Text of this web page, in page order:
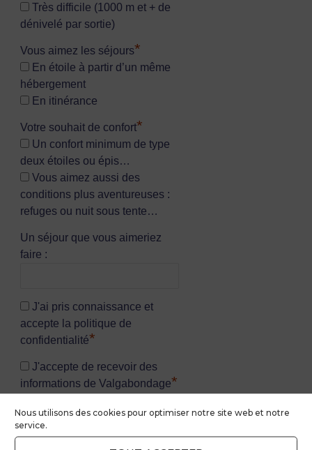
Nous utilisons des cookies pour optimiser notre site web et notre
service.
Très difficile (1000 m et + de
dénivelé par sortie)
Vous aimez les séjours*
En étoile à partir d’un même
hébergement
En itinérance
Votre souhait de confort*
Un confort minimum de type
deux étoiles ou épis…
Vous aimez aussi des
conditions plus aventureuses :
refuges ou nuit sous tente…
Un séjour que vous aimeriez
faire :
J'ai pris connaissance et
accepte la politique de
confidentialité*
J'accepte de recevoir des
informations de Valgabondage*